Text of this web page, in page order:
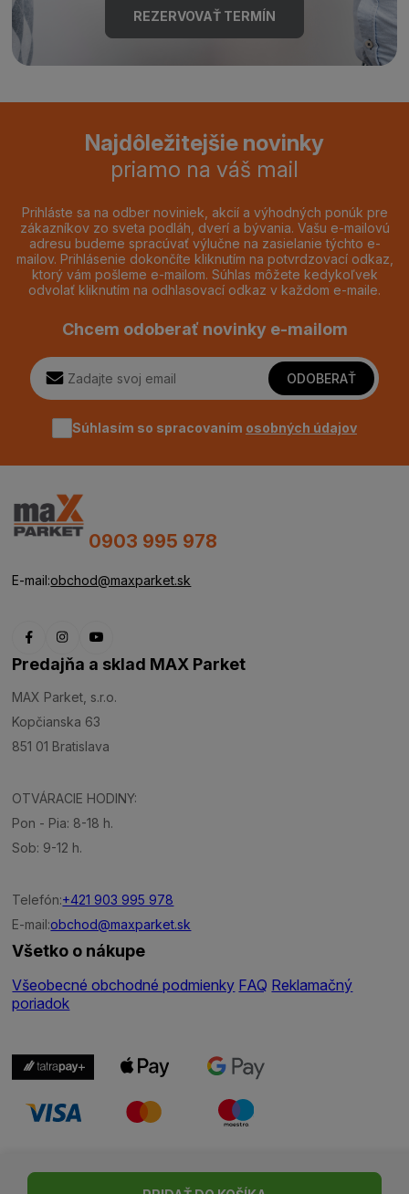
REZERVOVAŤ TERMÍN
Najdôležitejšie novinky
priamo na váš mail
Prihláste sa na odber noviniek, akcií a výhodných ponúk pre
zákazníkov zo sveta podláh, dverí a bývania. Vašu e-mailovú
adresu budeme spracúvať výlučne na zasielanie týchto e-
mailov. Prihlásenie dokončíte kliknutím na potvrdzovací odkaz,
ktorý vám pošleme e-mailom. Súhlas môžete kedykoľvek
odvolať kliknutím na odhlasovací odkaz v každom e-maile.
Chcem odoberať novinky e-mailom
ODOBERAŤ
Súhlasím so spracovaním osobných údajov
0903 995 978
E-mail:obchod@maxparket.sk
Predajňa a sklad MAX Parket
MAX Parket, s.r.o.
Kopčianska 63
851 01 Bratislava
OTVÁRACIE HODINY:
Pon - Pia: 8-18 h.
Sob: 9-12 h.
Telefón:+421 903 995 978
E-mail:obchod@maxparket.sk
Všetko o nákupe
Všeobecné obchodné podmienky FAQ Reklamačný
poriadok
| © Všetky práva vyhradené | Made with ♥